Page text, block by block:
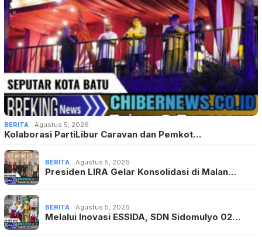
BERITA Agustus 5, 2026
Kolaborasi PartiLibur Caravan dan Pemkot…
BERITA Agustus 5, 2026
Presiden LIRA Gelar Konsolidasi di Malan…
BERITA Agustus 5, 2026
Melalui Inovasi ESSIDA, SDN Sidomulyo 02…